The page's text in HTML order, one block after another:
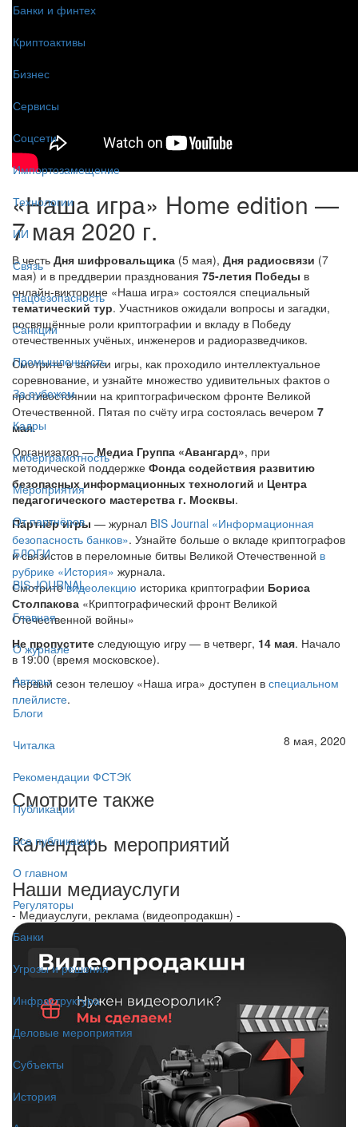
Банки и финтех
Криптоактивы
Бизнес
Сервисы
Соцсети
Импортозамещение
Технологии
ИИ
Связь
Нацбезопасность
Санкции
Промышленность
За рубежом
Кадры
Киберграмотность
Мероприятия
От партнёров
БЛОГИ
BIS JOURNAL
Главная
О журнале
Авторы
Блоги
Читалка
Рекомендации ФСТЭК
Публикации
Все публикации
О главном
Регуляторы
Банки
Угрозы и решения
Инфраструктура
Деловые мероприятия
Субъекты
История
«Наша игра» Home edition —
7 мая 2020 г.
В честь Дня шифровальщика (5 мая), Дня радиосвязи (7
мая) и в преддверии празднования 75-летия Победы в
онлайн-викторине «Наша игра» состоялся специальный
тематический тур. Участников ожидали вопросы и загадки,
посвящённые роли криптографии и вкладу в Победу
отечественных учёных, инженеров и радиоразведчиков.
Смотрите в записи игры, как проходило интеллектуальное
соревнование, и узнайте множество удивительных фактов о
противостоянии на криптографическом фронте Великой
Отечественной. Пятая по счёту игра состоялась вечером 7
мая.
Организатор — Медиа Группа «Авангард», при
методической поддержке Фонда содействия развитию
безопасных информационных технологий и Центра
педагогического мастерства г. Москвы.
Партнёр игры — журнал BIS Journal «Информационная
безопасность банков». Узнайте больше о вкладе криптографов
и связистов в переломные битвы Великой Отечественной в
рубрике «История» журнала.
Смотритевидеолекцию историка криптографии Бориса
Столпакова «Криптографический фронт Великой
Отечественной войны»
Не пропустите следующую игру — в четверг, 14 мая. Начало
в 19:00 (время московское).
Первый сезон телешоу «Наша игра» доступен в специальном
плейлисте.
8 мая, 2020
Смотрите также
Календарь мероприятий
Наши медиауслуги
- Медиауслуги, реклама (видеопродакшн) -